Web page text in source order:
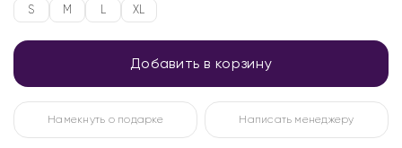
S M L XL
Добавить в корзину
Намекнуть о подарке Написать менеджеру